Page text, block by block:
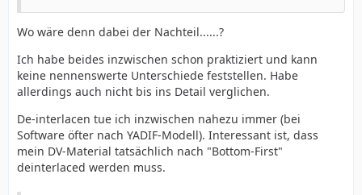
Wo wäre denn dabei der Nachteil......?
Ich habe beides inzwischen schon praktiziert und kann
keine nennenswerte Unterschiede feststellen. Habe
allerdings auch nicht bis ins Detail verglichen.
De-interlacen tue ich inzwischen nahezu immer (bei
Software öfter nach YADIF-Modell). Interessant ist, dass
mein DV-Material tatsächlich nach "Bottom-First"
deinterlaced werden muss.